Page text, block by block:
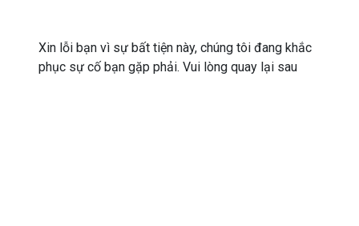
Xin lỗi bạn vì sự bất tiện này, chúng tôi đang khắc
phục sự cố bạn gặp phải. Vui lòng quay lại sau